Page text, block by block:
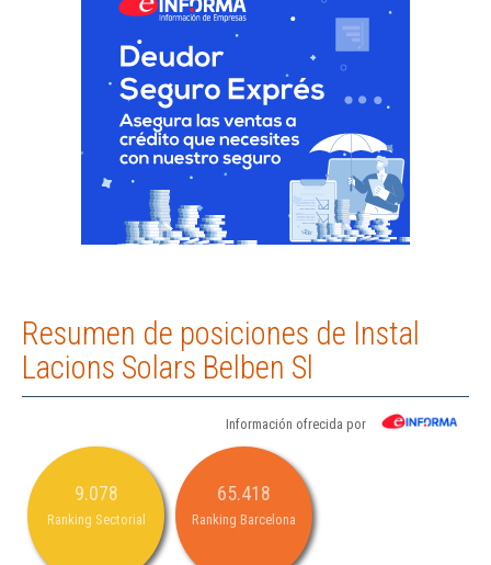
Resumen de posiciones de Instal
Lacions Solars Belben Sl
Información ofrecida por
9.078
Ranking Sectorial
65.418
Ranking Barcelona